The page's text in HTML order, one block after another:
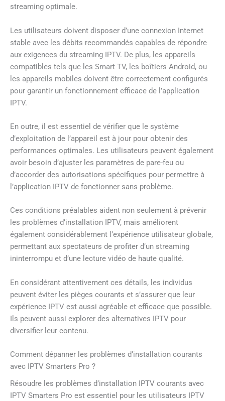
streaming optimale.
Les utilisateurs doivent disposer d’une connexion Internet
stable avec les débits recommandés capables de répondre
aux exigences du streaming IPTV. De plus, les appareils
compatibles tels que les Smart TV, les boîtiers Android, ou
les appareils mobiles doivent être correctement configurés
pour garantir un fonctionnement efficace de l’application
IPTV.
En outre, il est essentiel de vérifier que le système
d’exploitation de l’appareil est à jour pour obtenir des
performances optimales. Les utilisateurs peuvent également
avoir besoin d’ajuster les paramètres de pare-feu ou
d’accorder des autorisations spécifiques pour permettre à
l’application IPTV de fonctionner sans problème.
Ces conditions préalables aident non seulement à prévenir
les problèmes d’installation IPTV, mais améliorent
également considérablement l’expérience utilisateur globale,
permettant aux spectateurs de profiter d’un streaming
ininterrompu et d’une lecture vidéo de haute qualité.
En considérant attentivement ces détails, les individus
peuvent éviter les pièges courants et s’assurer que leur
expérience IPTV est aussi agréable et efficace que possible.
Ils peuvent aussi explorer des alternatives IPTV pour
diversifier leur contenu.
Comment dépanner les problèmes d’installation courants
avec IPTV Smarters Pro ?
Résoudre les problèmes d’installation IPTV courants avec
IPTV Smarters Pro est essentiel pour les utilisateurs IPTV